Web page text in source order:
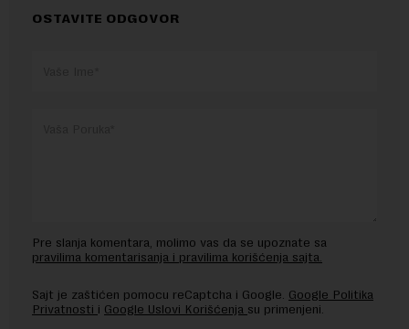
OSTAVITE ODGOVOR
Pre slanja komentara, molimo vas da se upoznate sa
pravilima komentarisanja i pravilima korišćenja sajta.
Sajt je zaštićen pomocu reCaptcha i Google. Google Politika
Privatnosti i Google Uslovi Korišćenja su primenjeni.